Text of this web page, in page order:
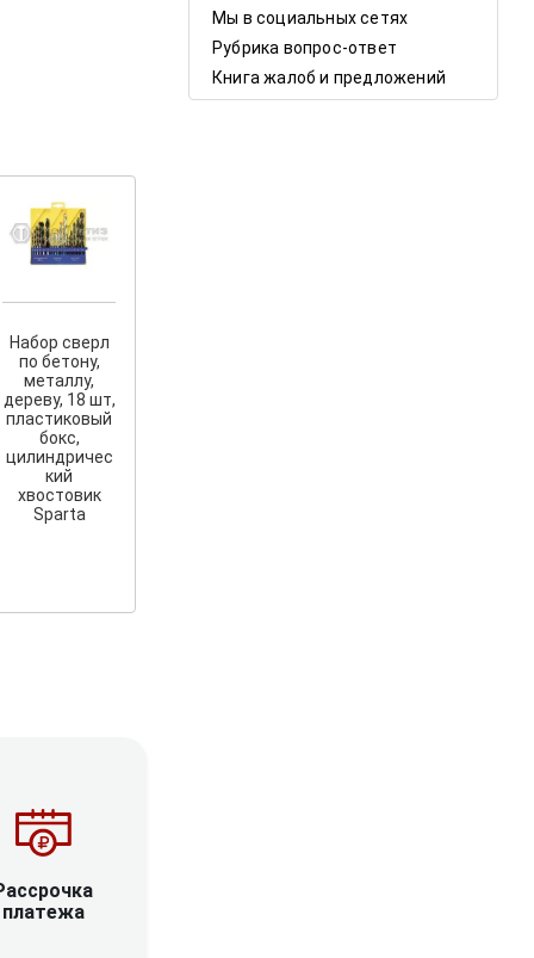
Мы в социальных сетях
Рубрика вопрос-ответ
Книга жалоб и предложений
Набор сверл
по бетону,
металлу,
дереву, 18 шт,
пластиковый
бокс,
цилиндричес
кий
хвостовик
Sparta
платежа